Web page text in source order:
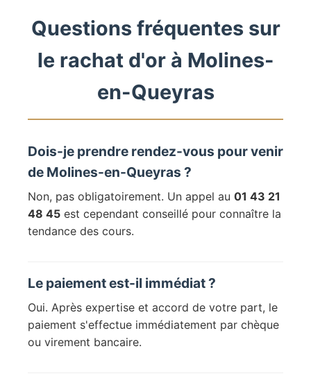
Questions fréquentes sur
le rachat d'or à Molines-
en-Queyras
Dois-je prendre rendez-vous pour venir
de Molines-en-Queyras ?
Non, pas obligatoirement. Un appel au 01 43 21
48 45 est cependant conseillé pour connaître la
tendance des cours.
Le paiement est-il immédiat ?
Oui. Après expertise et accord de votre part, le
paiement s'effectue immédiatement par chèque
ou virement bancaire.